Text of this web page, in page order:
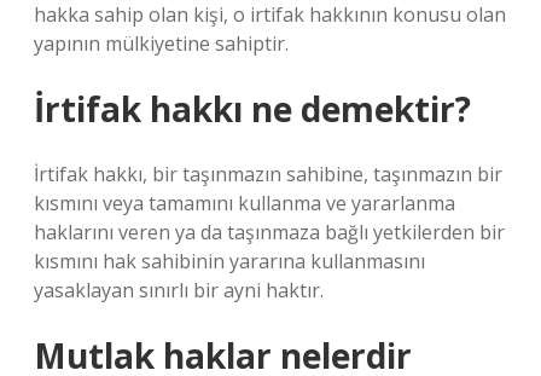
hakka sahip olan kişi, o irtifak hakkının konusu olan
yapının mülkiyetine sahiptir.
İrtifak hakkı ne demektir?
İrtifak hakkı, bir taşınmazın sahibine, taşınmazın bir
kısmını veya tamamını kullanma ve yararlanma
haklarını veren ya da taşınmaza bağlı yetkilerden bir
kısmını hak sahibinin yararına kullanmasını
yasaklayan sınırlı bir ayni haktır.
Mutlak haklar nelerdir